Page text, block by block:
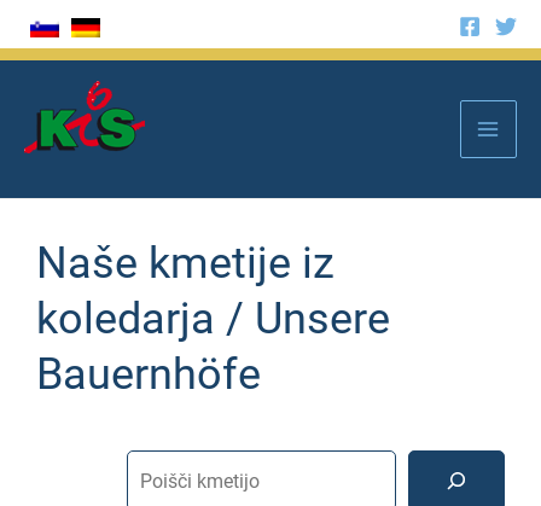
Skip
to
Naše kmetije iz
koledarja / Unsere
Bauernhöfe
Išči